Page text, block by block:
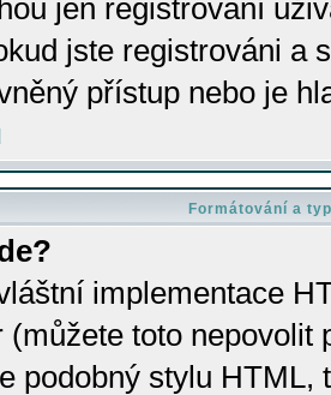
jen registrovaní
jste registrováni a
přístup nebo je
Formátování a
implementace
(můžete toto
podobný stylu HTML,